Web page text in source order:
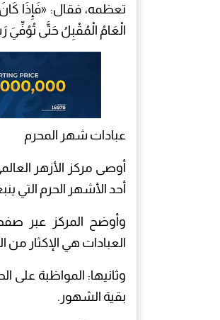
تعظمه، فقال: «فَإِذَا
الْعَامُ الْمُقْبِلُ حَتَّى تُوُفِّيَ
عبادات شهر المحرم
أوصى مركز الأزهر
أحد الأشهر الحرم التي
وأوضح المركز عبر
العبادات هي الإكثار
وثانيها: المواظبة على
بقية الشهور.